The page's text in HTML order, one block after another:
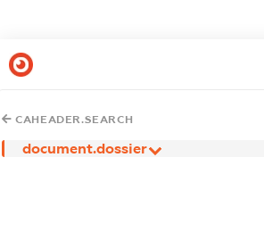
CAHEADER.SEARCH
document.dossier